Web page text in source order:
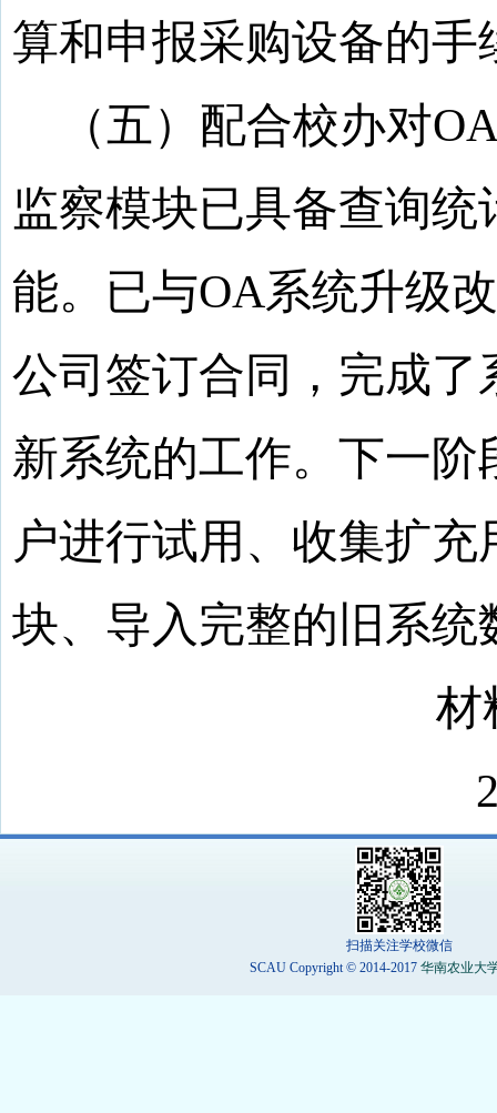
算和申报采购设备的手
（五）配合校办对
监察模块已具备查询统
能。 已与OA系统升级
公司签订合同， 完成了
新系统的工作。 下一阶
户进行试用、收集扩
块、导入完整的旧系统
材
扫描关注学校微信
SCAU Copyright © 2014-2017 华南农业大